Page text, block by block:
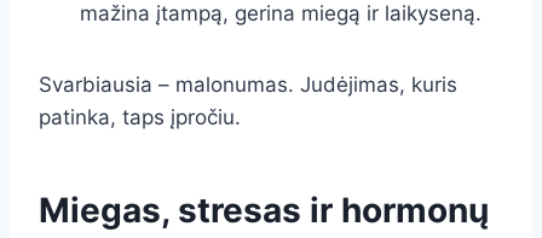
mažina įtampą, gerina miegą ir laikyseną.
Svarbiausia – malonumas. Judėjimas, kuris
patinka, taps įpročiu.
Miegas, stresas ir hormonų